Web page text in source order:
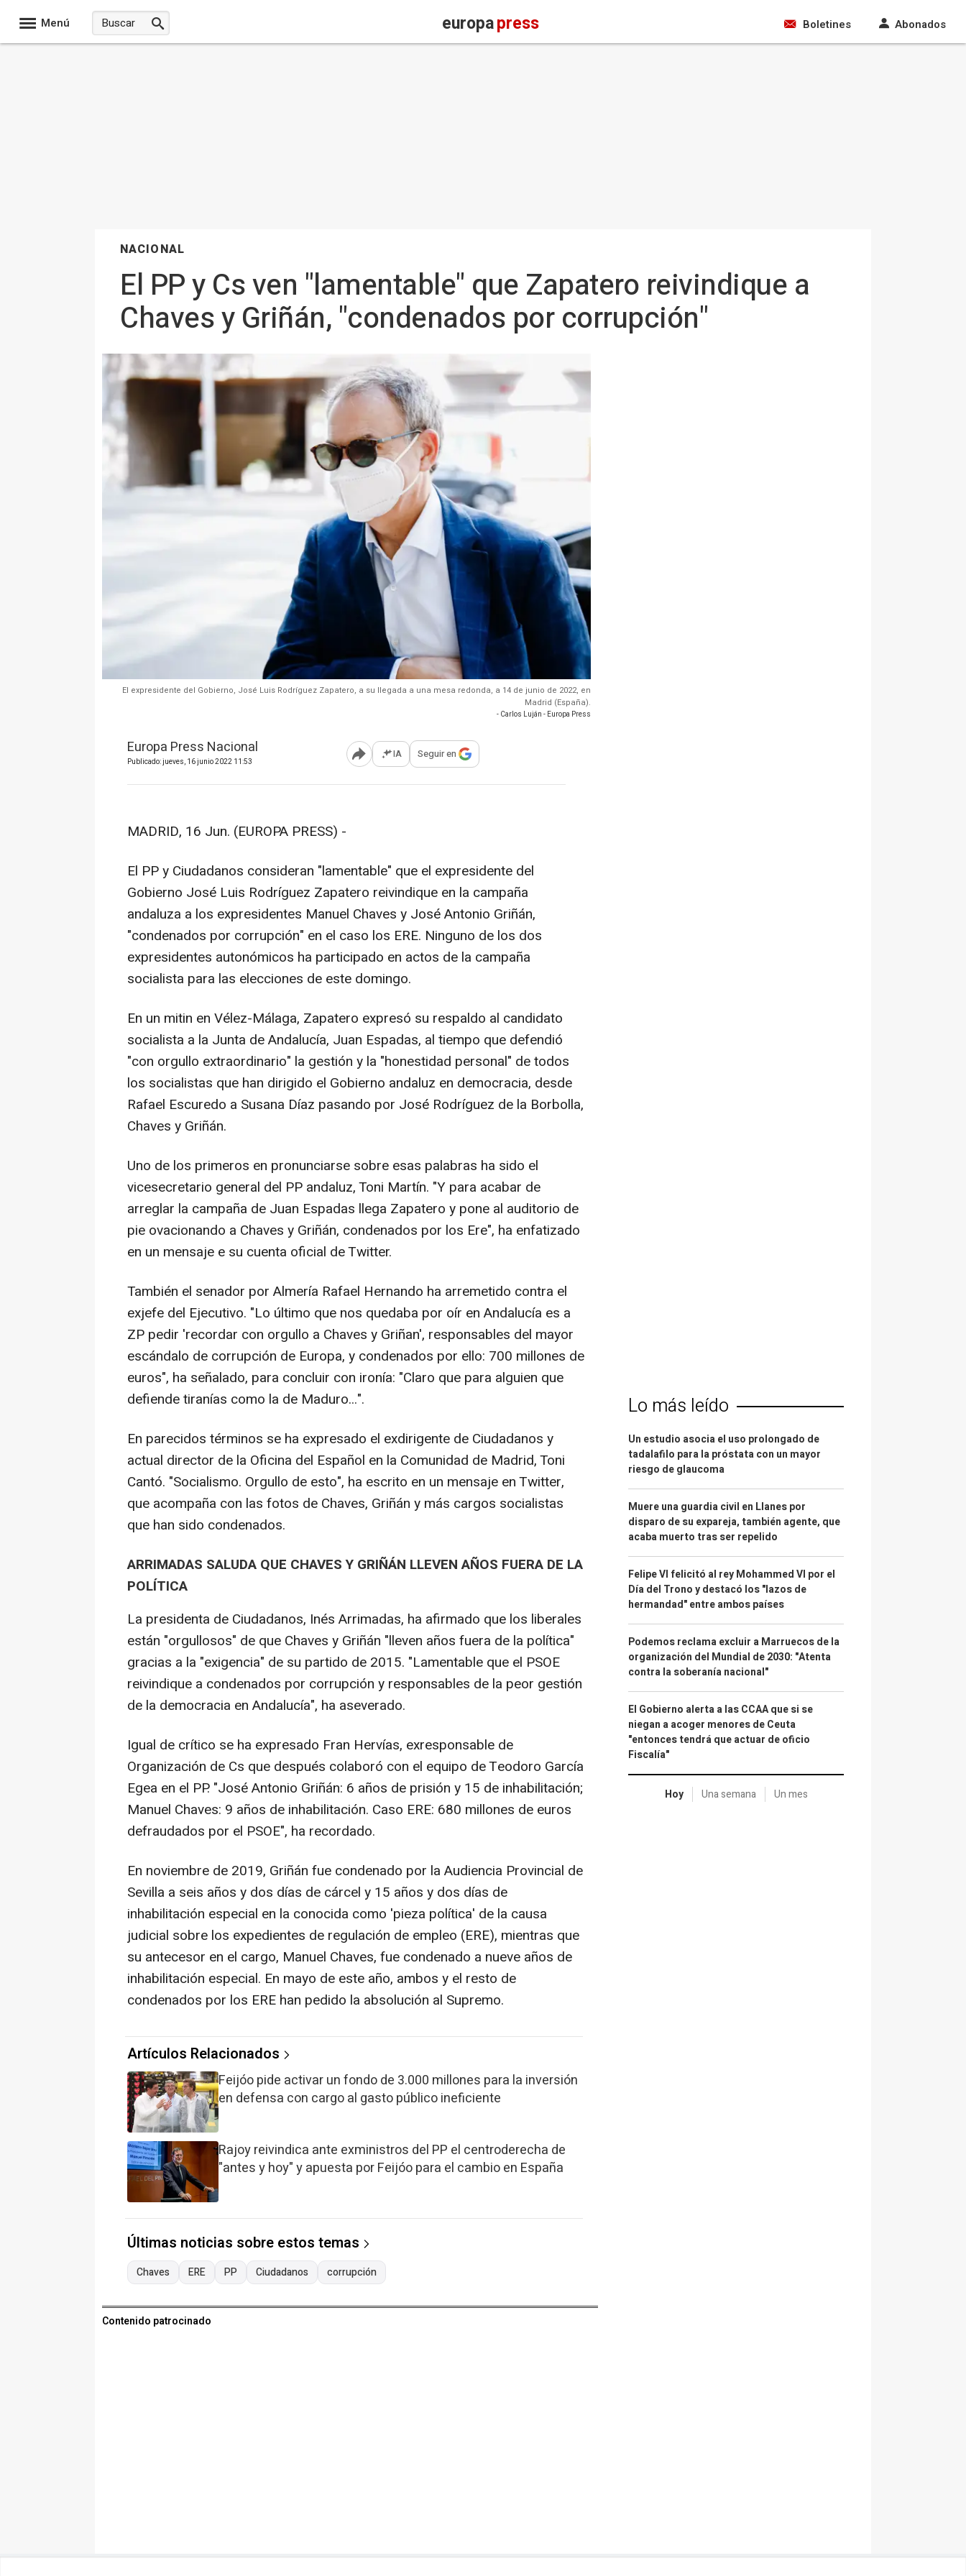
Menú europapress Boletines Abonados
NACIONAL
El PP y Cs ven "lamentable" que Zapatero reivindique a
Chaves y Griñán, "condenados por corrupción"
El expresidente del Gobierno, José Luis Rodríguez Zapatero, a su llegada a una mesa redonda, a 14 de junio de 2022, en
Madrid (España).
- Carlos Luján - Europa Press
Europa Press Nacional
Publicado: jueves, 16 junio 2022 11:53 Abrir opciones para compartir
IA Seguir en
MADRID, 16 Jun. (EUROPA PRESS) -
El PP y Ciudadanos consideran "lamentable" que el expresidente del
Gobierno José Luis Rodríguez Zapatero reivindique en la campaña
andaluza a los expresidentes Manuel Chaves y José Antonio Griñán,
"condenados por corrupción" en el caso los ERE. Ninguno de los dos
expresidentes autonómicos ha participado en actos de la campaña
socialista para las elecciones de este domingo.
En un mitin en Vélez-Málaga, Zapatero expresó su respaldo al candidato
socialista a la Junta de Andalucía, Juan Espadas, al tiempo que defendió
"con orgullo extraordinario" la gestión y la "honestidad personal" de todos
los socialistas que han dirigido el Gobierno andaluz en democracia, desde
Rafael Escuredo a Susana Díaz pasando por José Rodríguez de la Borbolla,
Chaves y Griñán.
Uno de los primeros en pronunciarse sobre esas palabras ha sido el
vicesecretario general del PP andaluz, Toni Martín. "Y para acabar de
arreglar la campaña de Juan Espadas llega Zapatero y pone al auditorio de
pie ovacionando a Chaves y Griñán, condenados por los Ere", ha enfatizado
en un mensaje e su cuenta oficial de Twitter.
También el senador por Almería Rafael Hernando ha arremetido contra el
exjefe del Ejecutivo. "Lo último que nos quedaba por oír en Andalucía es a
ZP pedir 'recordar con orgullo a Chaves y Griñan', responsables del mayor
escándalo de corrupción de Europa, y condenados por ello: 700 millones de
euros", ha señalado, para concluir con ironía: "Claro que para alguien que
defiende tiranías como la de Maduro...".
En parecidos términos se ha expresado el exdirigente de Ciudadanos y
actual director de la Oficina del Español en la Comunidad de Madrid, Toni
Cantó. "Socialismo. Orgullo de esto", ha escrito en un mensaje en Twitter,
que acompaña con las fotos de Chaves, Griñán y más cargos socialistas
que han sido condenados.
ARRIMADAS SALUDA QUE CHAVES Y GRIÑÁN LLEVEN AÑOS FUERA DE LA
POLÍTICA
La presidenta de Ciudadanos, Inés Arrimadas, ha afirmado que los liberales
están "orgullosos" de que Chaves y Griñán "lleven años fuera de la política"
gracias a la "exigencia" de su partido de 2015. "Lamentable que el PSOE
reivindique a condenados por corrupción y responsables de la peor gestión
de la democracia en Andalucía", ha aseverado.
Igual de crítico se ha expresado Fran Hervías, exresponsable de
Organización de Cs que después colaboró con el equipo de Teodoro García
Egea en el PP. "José Antonio Griñán: 6 años de prisión y 15 de inhabilitación;
Manuel Chaves: 9 años de inhabilitación. Caso ERE: 680 millones de euros
defraudados por el PSOE", ha recordado.
En noviembre de 2019, Griñán fue condenado por la Audiencia Provincial de
Sevilla a seis años y dos días de cárcel y 15 años y dos días de
inhabilitación especial en la conocida como 'pieza política' de la causa
judicial sobre los expedientes de regulación de empleo (ERE), mientras que
su antecesor en el cargo, Manuel Chaves, fue condenado a nueve años de
inhabilitación especial. En mayo de este año, ambos y el resto de
condenados por los ERE han pedido la absolución al Supremo.
Artículos Relacionados
Feijóo pide activar un fondo de 3.000 millones para la inversión
en defensa con cargo al gasto público ineficiente
Rajoy reivindica ante exministros del PP el centroderecha de
"antes y hoy" y apuesta por Feijóo para el cambio en España
Últimas noticias sobre estos temas
Chaves ERE PP Ciudadanos corrupción
Contenido patrocinado
Lo más leído
Un estudio asocia el uso prolongado de
tadalafilo para la próstata con un mayor
riesgo de glaucoma
Muere una guardia civil en Llanes por
disparo de su expareja, también agente, que
acaba muerto tras ser repelido
Felipe VI felicitó al rey Mohammed VI por el
Día del Trono y destacó los "lazos de
hermandad" entre ambos países
Podemos reclama excluir a Marruecos de la
organización del Mundial de 2030: "Atenta
contra la soberanía nacional"
El Gobierno alerta a las CCAA que si se
niegan a acoger menores de Ceuta
"entonces tendrá que actuar de oficio
Fiscalía"
Hoy Una semana Un mes